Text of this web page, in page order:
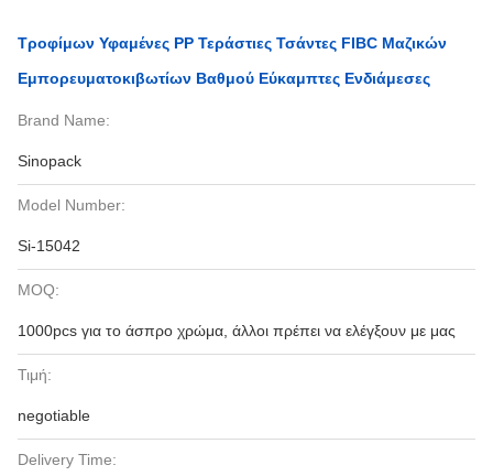
Τροφίμων Υφαμένες PP Τεράστιες Τσάντες FIBC Μαζικών
Εμπορευματοκιβωτίων Βαθμού Εύκαμπτες Ενδιάμεσες
Brand Name:
Sinopack
Model Number:
Si-15042
MOQ:
1000pcs για το άσπρο χρώμα, άλλοι πρέπει να ελέγξουν με μας
Τιμή:
negotiable
Delivery Time: